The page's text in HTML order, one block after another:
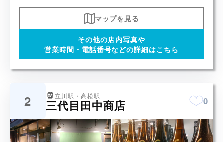
マップを見る
その他の店内写真や
営業時間・電話番号などの詳細はこちら
2 立川駅・高松駅
三代目田中商店 0